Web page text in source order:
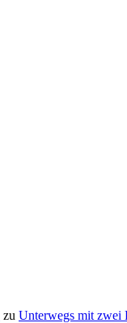
zu Unterwegs mit zwei